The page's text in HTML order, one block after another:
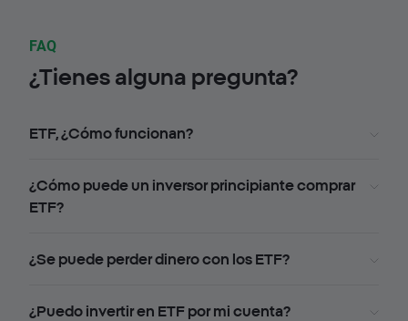
FAQ
¿Tienes alguna pregunta?
ETF, ¿Cómo funcionan?
¿Cómo puede un inversor principiante comprar
ETF?
¿Se puede perder dinero con los ETF?
¿Puedo invertir en ETF por mi cuenta?